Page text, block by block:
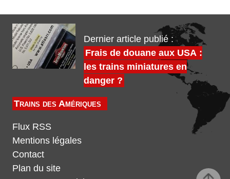
Dernier article publié :
Frais de douane aux USA :
les trains miniatures en
danger ?
Trains des Amériques
Flux RSS
Mentions légales
Contact
Plan du site